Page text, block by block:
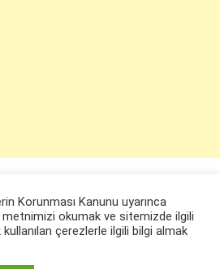
Korunması Kanunu uyarınca
metnimizi okumak ve sitemizde ilgili
çerezlerle ilgili bilgi almak